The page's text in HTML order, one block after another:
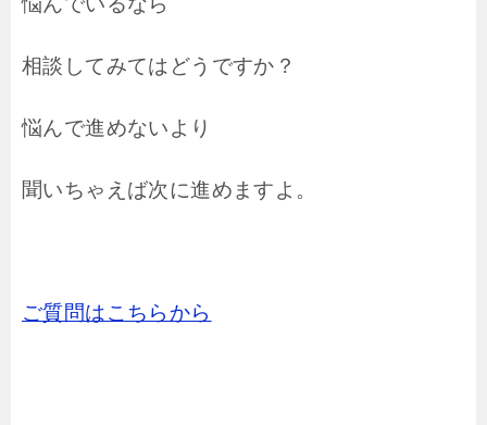
相談してみてはどうですか？
悩んで進めないより
聞いちゃえば次に進めますよ。
ご質問はこちらから